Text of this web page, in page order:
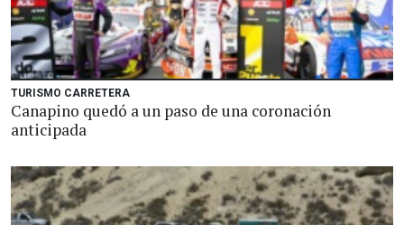
TURISMO CARRETERA
Canapino quedó a un paso de una coronación
anticipada